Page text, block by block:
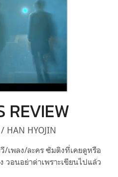
REVIEW
HAN HYOJIN
เพลง/ละคร ซัมติงที่เคยดูหรือ
วอนอย่าด่าเพราะเขียนไปแล้ว